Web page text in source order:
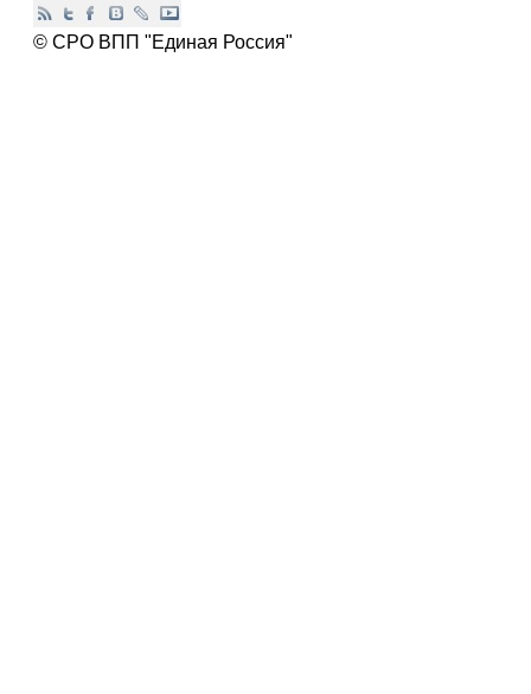
© СРО ВПП "Единая Россия"